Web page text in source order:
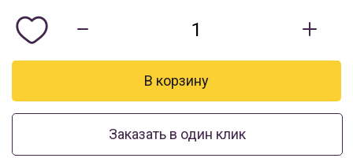
Заказать в один клик